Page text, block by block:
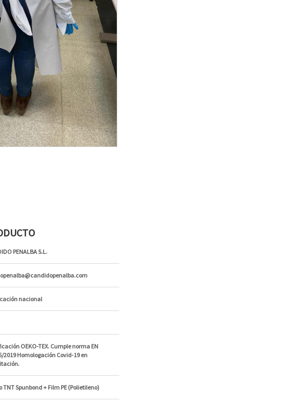
PENALBA S.L.
nacional
OEKO-TEX. Cumple norma EN
2019 Homologación Covid-19 en
TNT Spunbond + Film PE (Polietileno)